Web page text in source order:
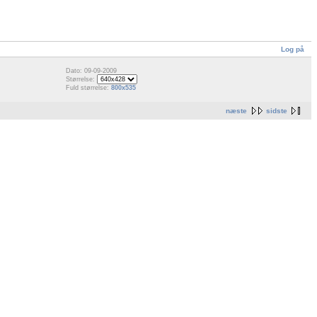
Log på
Dato: 09-09-2009
Størrelse:
Fuld størrelse: 800x535
næste sidste